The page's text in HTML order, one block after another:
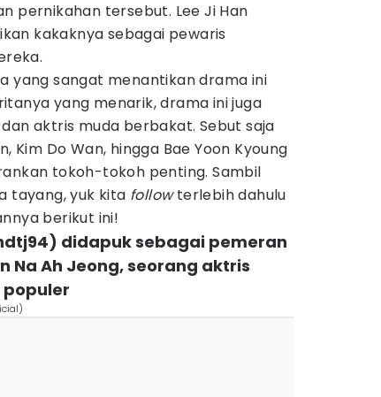
pernikahan tersebut. Lee Ji Han
kakaknya sebagai pewaris
yang sangat menantikan drama ini
yang menarik, drama ini juga
aktris muda berbakat. Sebut saja
Kim Do Wan, hingga Bae Yoon Kyoung
tokoh-tokoh penting. Sambil
tayang, yuk kita followterlebih dahulu
berikut ini!
didapuk sebagai pemeran
Ah Jeong, seorang aktris